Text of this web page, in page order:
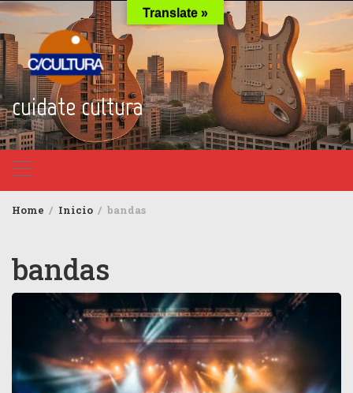
Skip
to
content
cuidate cultura
Home Inicio bandas
bandas
Translate »